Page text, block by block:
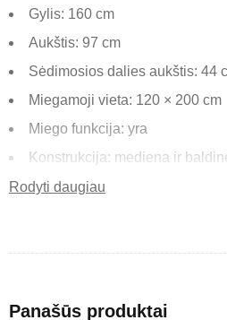
Gylis: 160 cm
Aukštis: 97 cm
Sėdimosios dalies aukštis: 44
Miegamoji vieta: 120 × 200 cm
Miego funkcija: yra
Konstrukcija: mediena ir
Sėdimoji dalis: banginės
„Reves“ – modernus L formos
Rodyti daugiau
Panašūs produktai